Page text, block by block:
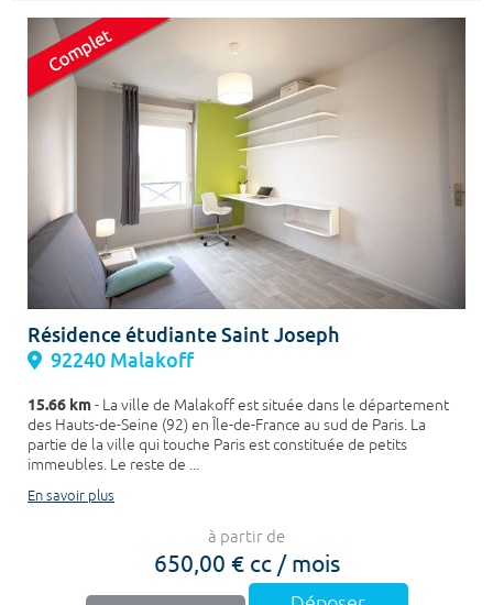
Résidence étudiante Saint Joseph
92240 Malakoff
15.66 km- La ville de Malakoff est située dans le département
des Hauts-de-Seine (92) en Île-de-France au sud de Paris. La
partie de la ville qui touche Paris est constituée de petits
immeubles. Le reste de ...
En savoir plus
à partir de
650,00 € cc / mois